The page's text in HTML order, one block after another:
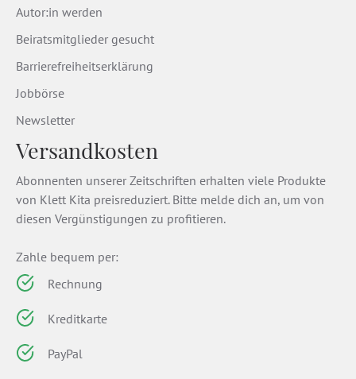
Autor:in werden
Beiratsmitglieder gesucht
Barrierefreiheitserklärung
Jobbörse
Newsletter
Versandkosten
Abonnenten unserer Zeitschriften erhalten viele Produkte
von Klett Kita preisreduziert. Bitte melde dich an, um von
diesen Vergünstigungen zu profitieren.
Zahle bequem per:
Rechnung
Kreditkarte
PayPal